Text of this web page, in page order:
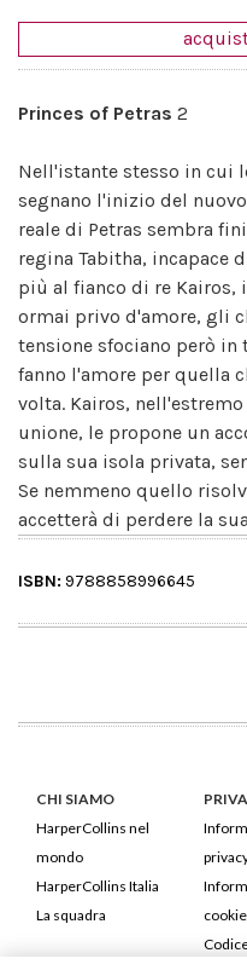
Princes of Petras 2
Nell'istante stesso in cui
segnano l'inizio del
reale di Petras sembra
regina Tabitha, incapace
più al fianco di re Kairos,
ormai privo d'amore, gli
tensione sfociano però in
fanno l'amore per quella
volta. Kairos,
unione, le propone un
sulla sua isola privata,
Se nemmeno quello
accetterà di perdere la
ISBN: 9788858996645
CHI SIAMO
HarperCollins nel
mondo
HarperCollins Italia
La squadra
cookie